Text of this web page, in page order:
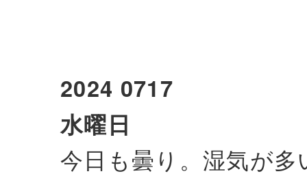
2024 0717
水曜日
今日も曇り。湿気が多